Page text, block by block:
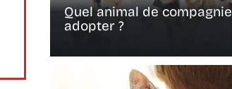
Quel animal de compagnie
adopter ?